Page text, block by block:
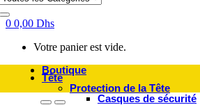
0 0,00 Dhs
Votre panier est vide.
Boutique
Tête
Protection de la Tête
Casques de sécurité